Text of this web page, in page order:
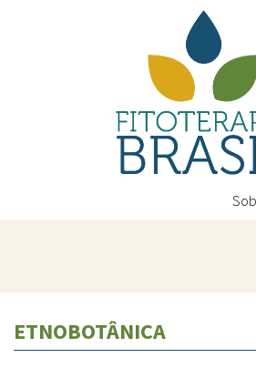
ETNOBOTÂNICA